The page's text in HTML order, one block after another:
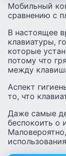
Мобильный
сравнению с
В настоящее
клавиатуры,
которые
потому что
между
Аспект
то, что
Даже самые
беспокоить о